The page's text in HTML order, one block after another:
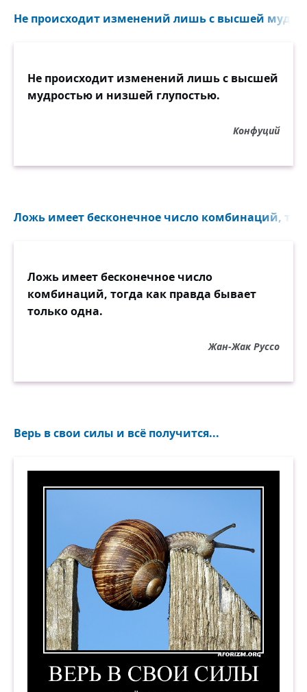
Не происходит изменений лишь с высшей
Не происходит изменений лишь с высшей
мудростью и низшей глупостью.
Конфуций
Ложь имеет бесконечное число комбинаций,
Ложь имеет бесконечное число
комбинаций, тогда как правда бывает
только одна.
Жан-Жак Руссо
Верь в свои силы и всё получится...